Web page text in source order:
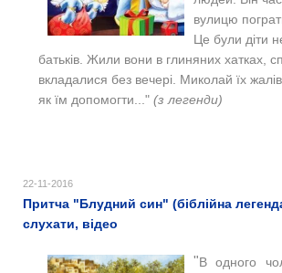
вулицю
Це були діти
батьків. Жили вони в глиняних хатках,
вкладалися без вечері. Миколай їх
як їм допомогти..." (з легенди)
22-11-2016
Притча "Блудний син" (біблійна
слухати, відео
"В одного